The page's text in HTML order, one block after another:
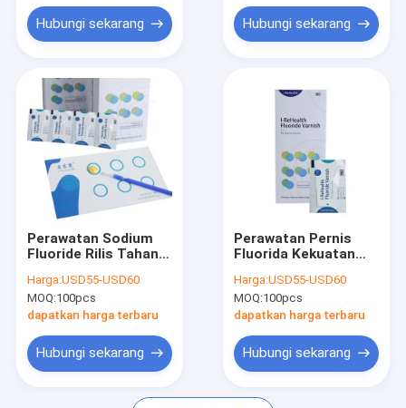
Produk
Tentang Kami
Tur Pabrik
Berita
Blog
Hubungi sekarang Hubungi sekarang
Perawatan Sodium
Fluoride Rilis Tahan
Perawatan Gigi Anak-
Anak
Harga:USD55-USD60
MOQ:100pcs
dapatkan harga terbaru
Hubungi sekarang
Perawatan Pernis
Fluorida Kekuatan
Anak Dengan CE
Harga:USD55-USD60
MOQ:100pcs
dapatkan harga terbaru
Hubungi sekarang